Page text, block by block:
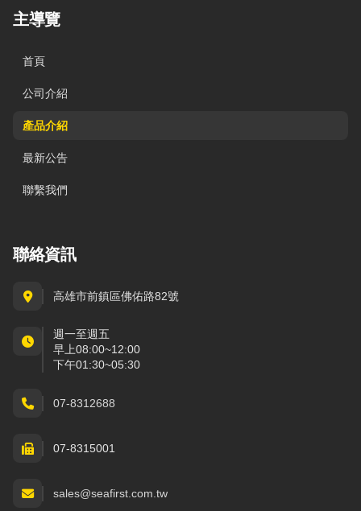
主導覽
首頁
公司介紹
產品介紹
最新公告
聯繫我們
聯絡資訊
高雄市前鎮區佛佑路82號
週一至週五
早上08:00~12:00
下午01:30~05:30
07-8312688
07-8315001
sales@seafirst.com.tw